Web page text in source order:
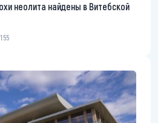
неолита найдены в Витебской